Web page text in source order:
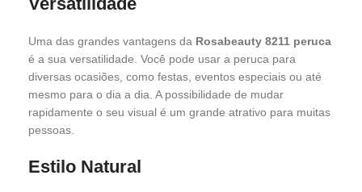
Uma das grandes vantagens da Rosabeauty 8211 peruca
é a sua versatilidade. Você pode usar a peruca para
diversas ocasiões, como festas, eventos especiais ou até
mesmo para o dia a dia. A possibilidade de mudar
rapidamente o seu visual é um grande atrativo para muitas
pessoas.
Estilo Natural